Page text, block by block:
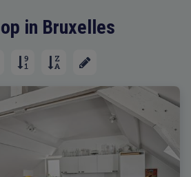
in Bruxelles